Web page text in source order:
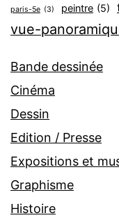
paris-5e (3) peintre (5)
vue-
Bande dessinée
Cinéma
Dessin
Edition / Presse
Expositions et
Graphisme
Histoire